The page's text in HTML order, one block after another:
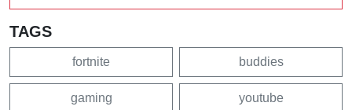
TAGS
fortnite buddies
gaming youtube